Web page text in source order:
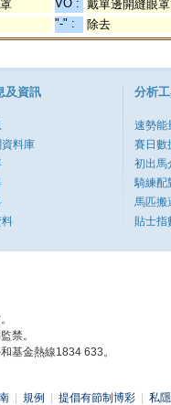
VO : 戴單邊開縫眼罩
"-" : 除去
及資訊
料庫
分析
速勢能
賽日數
初出馬
騎練配
馬匹搬
貼士指
禁。
基金熱線1834 633。
規例 提倡有節制博彩 私